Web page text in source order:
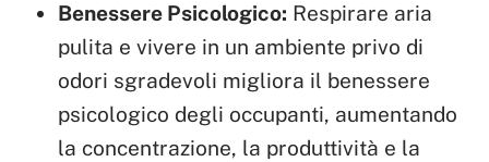
Benessere Psicologico: Respirare aria
pulita e vivere in un ambiente privo di
odori sgradevoli migliora il benessere
psicologico degli occupanti, aumentando
la concentrazione, la produttività e la